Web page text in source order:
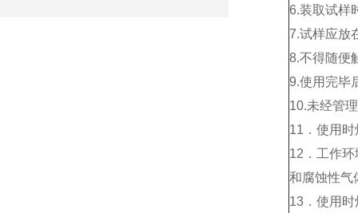
6.装取试样
7.试样应放
8.不得随便
9.使用完毕
10.未经管
11．使用
12．工作
和腐蚀性气
13．使用